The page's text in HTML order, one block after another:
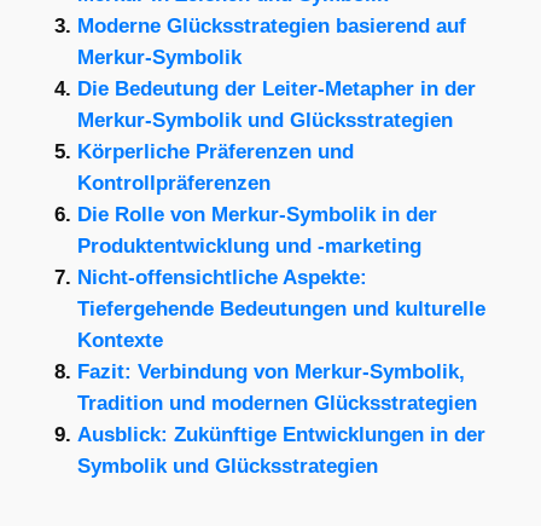
Moderne Glücksstrategien basierend auf
Merkur-Symbolik
Die Bedeutung der Leiter-Metapher in der
Merkur-Symbolik und Glücksstrategien
Körperliche Präferenzen und
Kontrollpräferenzen
Die Rolle von Merkur-Symbolik in der
Produktentwicklung und -marketing
Nicht-offensichtliche Aspekte:
Tiefergehende Bedeutungen und kulturelle
Kontexte
Fazit: Verbindung von Merkur-Symbolik,
Tradition und modernen Glücksstrategien
Ausblick: Zukünftige Entwicklungen in der
Symbolik und Glücksstrategien